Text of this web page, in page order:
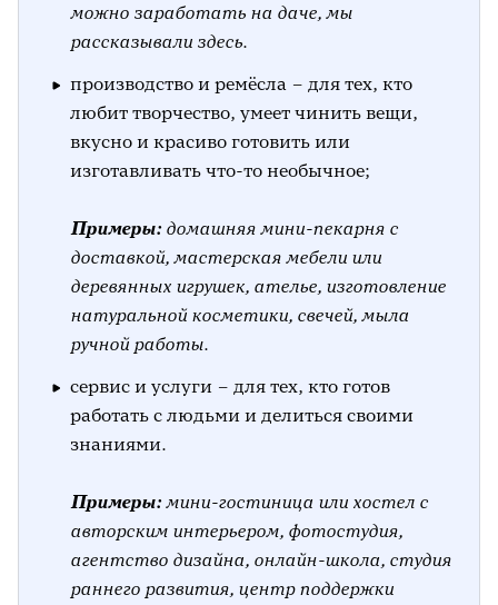
можно заработать на даче, мы
рассказывали здесь.
производство и ремёсла – для тех, кто
любит творчество, умеет чинить вещи,
вкусно и красиво готовить или
изготавливать что-то необычное;
Примеры: домашняя мини-пекарня с
доставкой, мастерская мебели или
деревянных игрушек, ателье, изготовление
натуральной косметики, свечей, мыла
ручной работы.
сервис и услуги – для тех, кто готов
работать с людьми и делиться своими
знаниями.
Примеры:мини-гостиница или хостел с
авторским интерьером, фотостудия,
агентство дизайна, онлайн-школа, студия
раннего развития, центр поддержки